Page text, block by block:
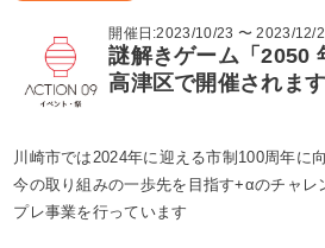
開催日:2023/10/23 〜 2023/12/
謎解きゲーム「2050
高津区で開催されま
川崎市では2024年に迎える市制100周年に向
今の取り組みの一歩先を目指す+αのチャレ
プレ事業を行っています